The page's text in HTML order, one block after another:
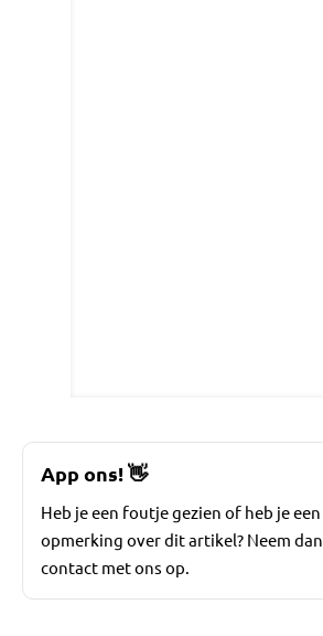
App ons!👋
Heb je een foutje gezien of heb je een
opmerking over dit artikel? Neem dan
contact met ons op.